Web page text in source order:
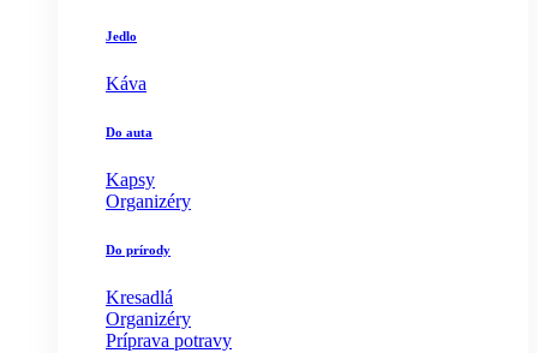
Jedlo
Káva
Do auta
Kapsy
Organizéry
Do prírody
Kresadlá
Organizéry
Príprava potravy